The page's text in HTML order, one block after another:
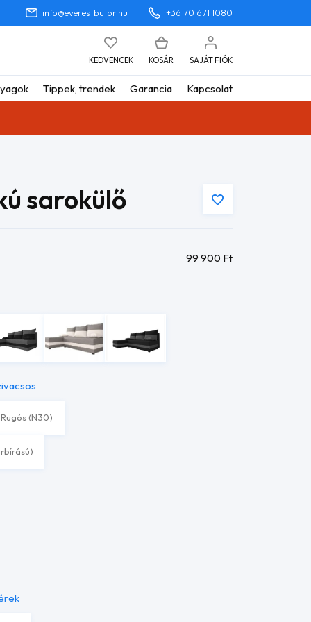
info@everestbutor.hu +36 70 671 1080
KEDVENCEK KOSÁR SAJÁT FIÓK
Tippek, trendek Garancia Kapcsolat
sarokülő
99 900 Ft
Rugós (N30)